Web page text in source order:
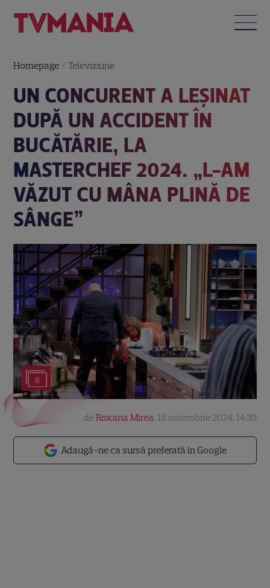
Homepage / Televiziune
UN CONCURENT A LEȘINAT
DUPĂ UN ACCIDENT ÎN
BUCĂTĂRIE, LA
MASTERCHEF 2024. „L-AM
VĂZUT CU MÂNA PLINĂ DE
SÂNGE”
8
Adaugă-ne ca sursă preferată în Google
deRoxana Mirea, 18 noiembrie 2024, 14:30